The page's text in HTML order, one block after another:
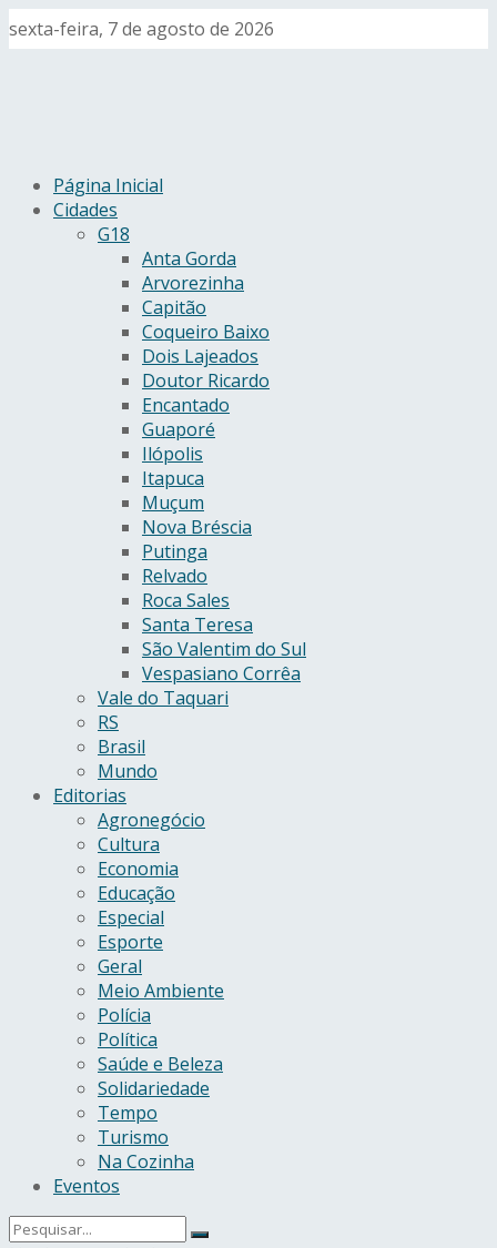
sexta-feira, 7 de agosto de 2026
Página Inicial
Cidades
G18
Anta Gorda
Arvorezinha
Capitão
Coqueiro Baixo
Dois Lajeados
Doutor Ricardo
Encantado
Guaporé
Ilópolis
Itapuca
Muçum
Nova Bréscia
Putinga
Relvado
Roca Sales
Santa Teresa
São Valentim do Sul
Vespasiano Corrêa
Vale do Taquari
RS
Brasil
Mundo
Editorias
Agronegócio
Cultura
Economia
Educação
Especial
Esporte
Geral
Meio Ambiente
Polícia
Política
Saúde e Beleza
Solidariedade
Tempo
Turismo
Na Cozinha
Eventos